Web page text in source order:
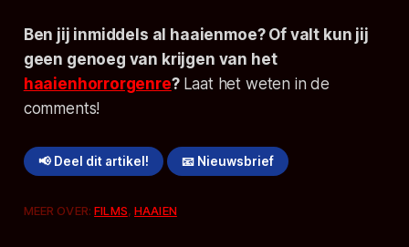
Ben jij inmiddels al haaienmoe? Of valt kun jij
geen genoeg van krijgen van het
haaienhorrorgenre? Laat het weten in de
comments!
📢 Deel dit artikel! 📧 Nieuwsbrief
MEER OVER:FILMS,HAAIEN